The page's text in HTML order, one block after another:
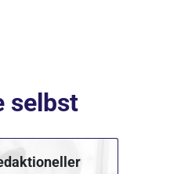
selbst